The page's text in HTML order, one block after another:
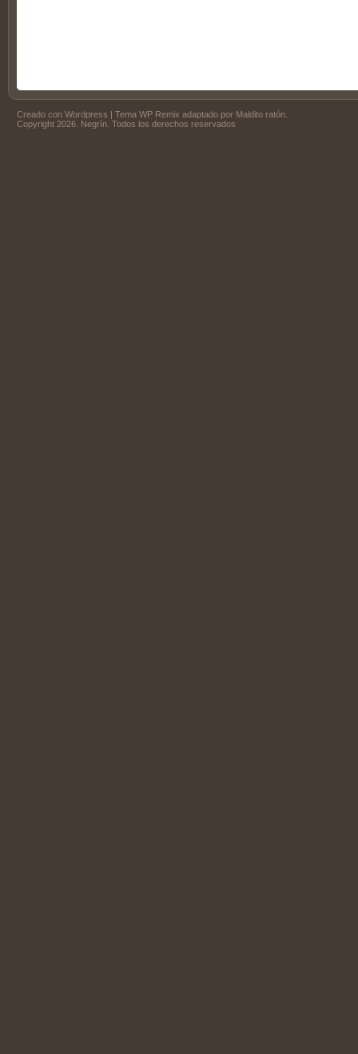
Creado con Wordpress | Tema WP Remix adaptado por Maldito ratón
Copyright 2026. Negrín. Todos los derechos reservados